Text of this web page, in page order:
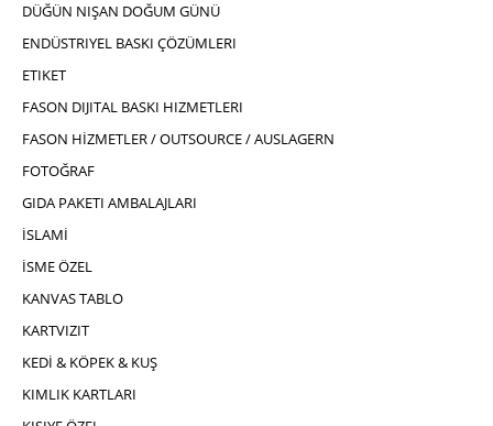
DÜĞÜN NIŞAN DOĞUM GÜNÜ
ENDÜSTRIYEL BASKI ÇÖZÜMLERI
ETIKET
FASON DIJITAL BASKI HIZMETLERI
FASON HİZMETLER / OUTSOURCE / AUSLAGERN
FOTOĞRAF
GIDA PAKETI AMBALAJLARI
İSLAMİ
İSME ÖZEL
KANVAS TABLO
KARTVIZIT
KEDİ & KÖPEK & KUŞ
KIMLIK KARTLARI